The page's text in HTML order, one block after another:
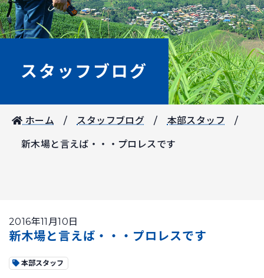
スタッフブログ
ホーム スタッフブログ 本部スタッフ
新木場と言えば・・・プロレスです
2016年11月10日
新木場と言えば・・・プロレスです
本部スタッフ